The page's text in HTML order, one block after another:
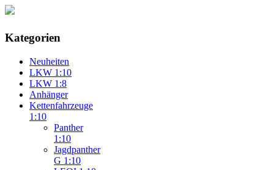
Kategorien
Neuheiten
LKW 1:10
LKW 1:8
Anhänger
Kettenfahrzeuge
1:10
Panther
1:10
Jagdpanther
G 1:10